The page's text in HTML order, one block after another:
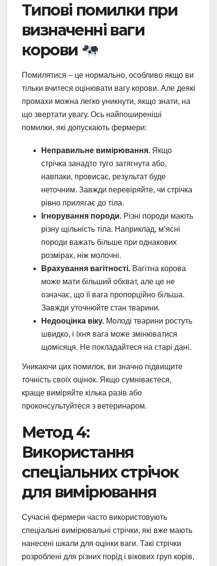
Типові помилки при
визначенні ваги
корови
Помилятися – це нормально, особливо якщо ви
тільки вчитеся оцінювати вагу корови. Але деякі
промахи можна легко уникнути, якщо знати, на
що звертати увагу. Ось найпоширеніші
помилки, які допускають фермери:
Неправильне вимірювання. Якщо
стрічка занадто туго затягнута або,
навпаки, провисає, результат буде
неточним. Завжди перевіряйте, чи стрічка
рівно прилягає до тіла.
Ігнорування породи. Різні породи мають
різну щільність тіла. Наприклад, м’ясні
породи важать більше при однакових
розмірах, ніж молочні.
Врахування вагітності. Вагітна корова
може мати більший обхват, але це не
означає, що її вага пропорційно більша.
Завжди уточнюйте стан тварини.
Недооцінка віку. Молоді тварини ростуть
швидко, і їхня вага може змінюватися
щомісяця. Не покладайтеся на старі дані.
Уникаючи цих помилок, ви значно підвищите
точність своїх оцінок. Якщо сумніваєтеся,
краще виміряйте кілька разів або
проконсультуйтеся з ветеринаром.
Метод 4:
Використання
спеціальних стрічок
для вимірювання
Сучасні фермери часто використовують
спеціальні вимірювальні стрічки, які вже мають
нанесені шкали для оцінки ваги. Такі стрічки
розроблені для різних порід і вікових груп корів,